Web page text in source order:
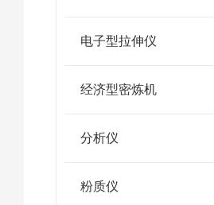
电子型拉伸仪
经济型密炼机
分析仪
粉质仪